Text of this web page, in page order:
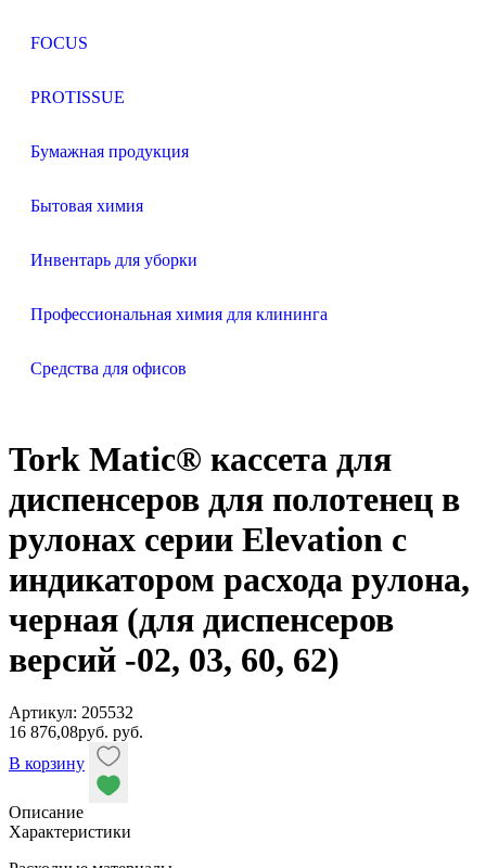
FOCUS
PROTISSUE
Бумажная продукция
Бытовая химия
Инвентарь для уборки
Профессиональная химия для клининга
Средства для офисов
Tork Matic® кассета для
диспенсеров для полотенец в
рулонах серии Elevation с
индикатором расхода рулона,
черная (для диспенсеров
версий -02, 03, 60, 62)
Артикул: 205532
16 876,08руб. руб.
В корзину
Описание
Характеристики